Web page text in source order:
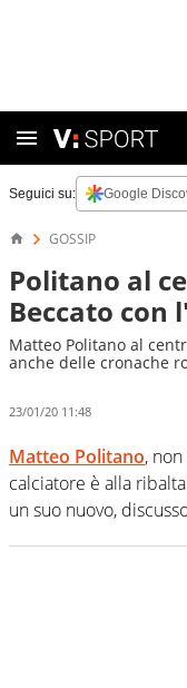
Seguici su: Google
GOSSIP
Politano al
Beccato con
Matteo Politano al
anche delle cronache
23/01/20 11:48
Matteo Politano,
calciatore è alla
un suo nuovo,